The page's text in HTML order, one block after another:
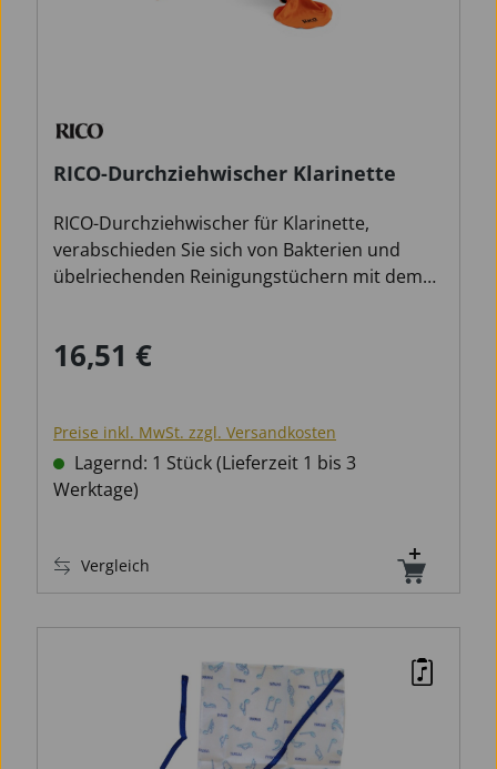
RICO-Durchziehwischer Klarinette
RICO-Durchziehwischer für Klarinette,
verabschieden Sie sich von Bakterien und
übelriechenden Reinigungstüchern mit dem
greifen Silberionen Bakterienzellen an und
maschinenwaschbare und schnell trocknende
Material entfernt 30 % mehr Feuchtigkeit als
herkömmliche Seidenreinigungstücher. Der
Gebrauch und bis zu 50 Waschgängen stand.
Erhältlich in einer großen Größe für
Altklarinette, Bassklarinette, Altsaxophon,
Tenorsaxophon und Saxophonhälse sowie in
Klarinette und Sopransaxophon.
Regulärer Preis:
16,51 €
Preise inkl. MwSt. zzgl. Versandkosten
Lagernd: 1 Stück (Lieferzeit 1 bis 3
Werktage)
Vergleich